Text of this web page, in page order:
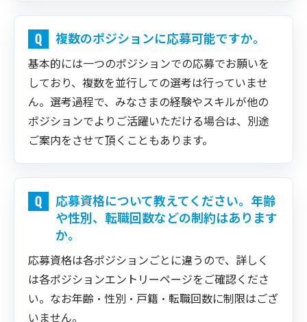
複数のポジションに応募可能ですか。
基本的には一つのポジションでの応募でお願いを
しており、複数を並行しての選考は行っていませ
ん。選考過程で、みなさまの経験やスキルが他の
ポジションでよりご活躍いただける場合は、別途
ご案内をさせて頂くこともあります。
応募資格について教えてください。年齢
や性別、転職回数などの制約はあります
か。
応募資格は各ポジションごとに違うので、詳しく
は各ポジションエントリーページをご確認くださ
い。なお年齢・性別・戸籍・転職回数に制限はござ
いません。